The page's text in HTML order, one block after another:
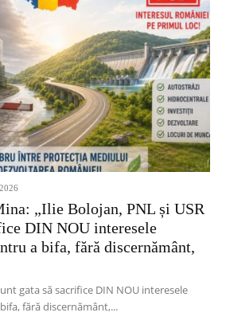
„Ilie Bolojan, PNL și USR
DIN NOU interesele
a bifa, fără discernământ,
gata să sacrifice DIN NOU interesele
fără discernământ,...